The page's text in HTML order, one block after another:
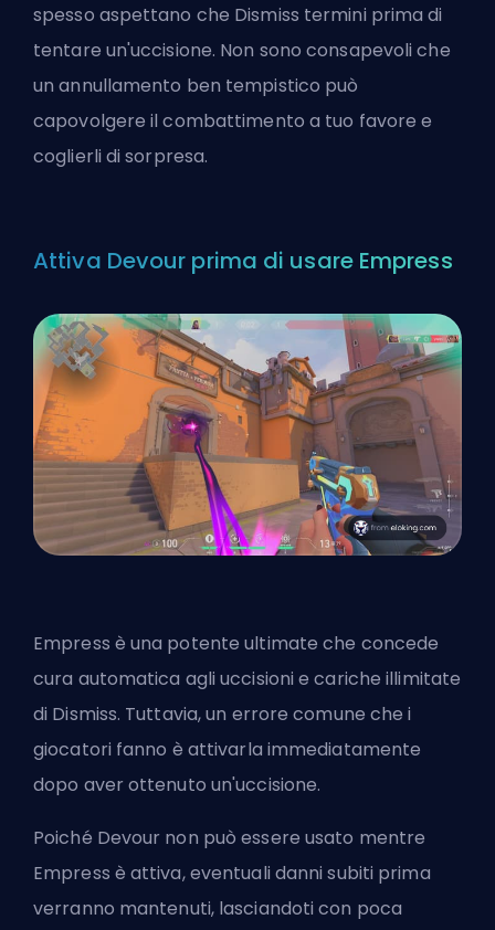
spesso aspettano che Dismiss termini prima di
tentare un'uccisione. Non sono consapevoli che
un annullamento ben tempistico può
capovolgere il combattimento a tuo favore e
coglierli di sorpresa.
Attiva Devour prima di usare Empress
Empress è una potente ultimate che concede
cura automatica agli uccisioni e cariche illimitate
di Dismiss. Tuttavia, un errore comune che i
giocatori fanno è attivarla immediatamente
dopo aver ottenuto un'uccisione.
Poiché Devour non può essere usato mentre
Empress è attiva, eventuali danni subiti prima
verranno mantenuti, lasciandoti con poca